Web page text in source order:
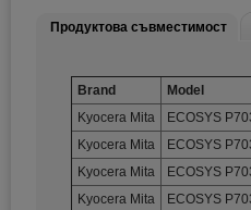
Продуктова съвместимост
Brand Model
Kyocera Mita
ECOSYS
Kyocera Mita
ECOSYS
Kyocera Mita
ECOSYS
Kyocera Mita
ECOSYS